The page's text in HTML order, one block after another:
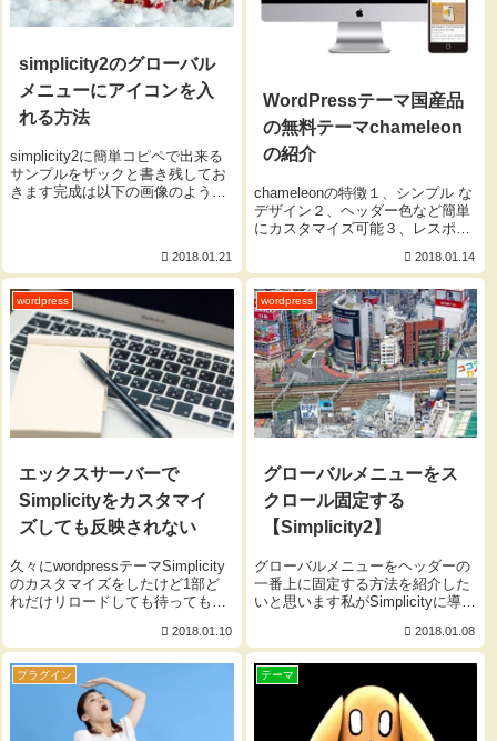
simplicity2のグローバル
メニューにアイコンを入
れる方法
simplicity2に簡単コピペで出来る
サンプルをザックと書き残してお
きます完成は以下の画像のように
ンなどはお好きなものに変えて下
さい今回はFont...
2018.01.21
WordPressテーマ国産品
の無料テーマchameleon
の紹介
chameleonの特徴１、シンプル な
デザイン２、ヘッダー色など簡単
にカスタマイズ可能３、レスポン
プロフィールなど最低限の機能に
絞り、シンプルなデザインとして
います。 WordPressには、SNS対
応や、各...
2018.01.14
wordpress
エックスサーバーで
Simplicityをカスタマイ
ズしても反映されない
久々にwordpressテーマSimplicity
のカスタマイズをしたけど1部ど
れだけリロードしても待っても反
mod_pagespeedを有効にしている
とこのような現象が起こっていた
けど 今回は無効にしている！ ひ
2018.01.10
wordpress
グローバルメニューをス
クロール固定する
【Simplicity2】
グローバルメニューをヘッダーの
一番上に固定する方法を紹介した
いと思います私がSimplicityに導入
ローバルメニュースクロール追従
型というのはページを上下へスク
ロールしても画面上部に固定表示
され続けるメニュー...
2018.01.08
プラグイン テーマ